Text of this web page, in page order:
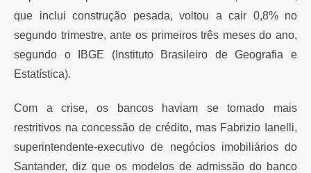
que inclui construção pesada, voltou a cair 0,8% no
segundo trimestre, ante os primeiros três meses do ano,
segundo o IBGE (Instituto Brasileiro de Geografia e
Estatística).
Com a crise, os bancos haviam se tornado mais
restritivos na concessão de crédito, mas Fabrizio Ianelli,
superintendente-executivo de negócios imobiliários do
Santander, diz que os modelos de admissão do banco